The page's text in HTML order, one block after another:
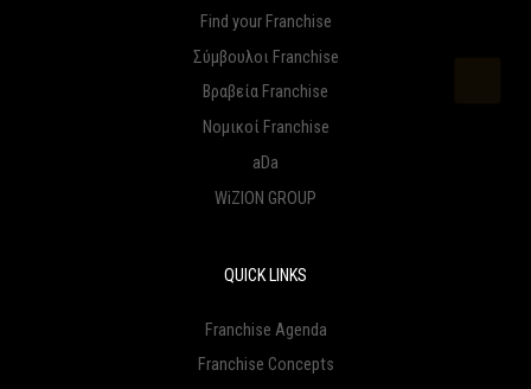
Find your Franchise
Σύμβουλοι Franchise
Βραβεία Franchise
Νομικοί Franchise
aDa
WiZION GROUP
QUICK LINKS
Franchise Agenda
Franchise Concepts